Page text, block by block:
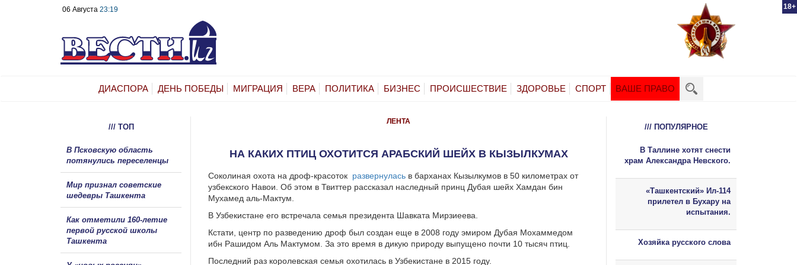
18+
06 Августа 23:19
ДИАСПОРА ДЕНЬ ПОБЕДЫ МИГРАЦИЯ ВЕРА ПОЛИТИКА БИЗНЕС ПРОИСШЕСТВИЕ ЗДОРОВЬЕ СПОРТ ВАШЕ ПРАВО
ЛЕНТА
НА КАКИХ ПТИЦ ОХОТИТСЯ АРАБСКИЙ ШЕЙХ В КЫЗЫЛКУМАХ
Соколиная охота на дроф-красоток развернулась в барханах Кызылкумов в 50 километрах от
узбекского Навои. Об этом в Твиттер рассказал наследный принц Дубая шейх Хамдан бин
Мухамед аль-Мактум.
В Узбекистане его встречала семья президента Шавката Мирзиеева.
Кстати, центр по разведению дроф был создан еще в 2008 году эмиром Дубая Мохаммедом
ибн Рашидом Аль Мактумом. За это время в дикую природу выпущено почти 10 тысяч птиц.
Последний раз королевская семья охотилась в Узбекистане в 2015 году.
/// ТОП
В Псковскую область
потянулись переселенцы
Мир признал советские
шедевры Ташкента
Как отметили 160-летие
первой русской школы
Ташкента
/// ПОПУЛЯРНОЕ
В Таллине хотят снести
храм Александра Невского.
«Ташкентский» Ил-114
прилетел в Бухару на
испытания.
Хозяйка русского слова